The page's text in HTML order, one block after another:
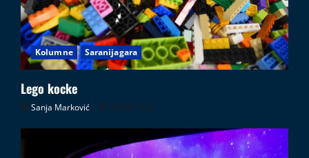
Kolumne Saranijagara
Lego kocke
Sanja Marković 02.08.2026